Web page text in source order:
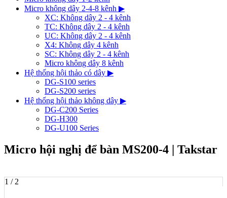
Micro không dây 2-4-8 kênh ▶
XC: Không dây 2 - 4 kênh
TC: Không dây 2 - 4 kênh
UC: Không dây 2 - 4 kênh
X4: Không dây 4 kênh
SC: Không dây 2 - 4 kênh
Micro không dây 8 kênh
Hệ thống hội thảo có dây ▶
DG-S100 series
DG-S200 series
Hệ thống hội thảo không dây ▶
DG-C200 Series
DG-H300
DG-U100 Series
Micro hội nghị để bàn MS200-4 | Takstar
1 / 2